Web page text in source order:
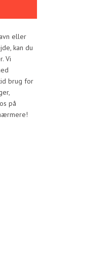
eller
kan du
Vi
brug for
på